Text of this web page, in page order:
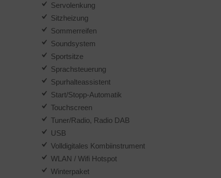
Servolenkung
Sitzheizung
Sommerreifen
Soundsystem
Sportsitze
Sprachsteuerung
Spurhalteassistent
Start/Stopp-Automatik
Touchscreen
Tuner/Radio, Radio DAB
USB
Volldigitales Kombiinstrument
WLAN / Wifi Hotspot
Winterpaket